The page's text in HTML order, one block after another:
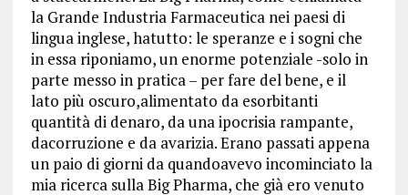
la Grande Industria Farmaceutica nei paesi di
lingua inglese, hatutto: le speranze e i sogni che
in essa riponiamo, un enorme potenziale -solo in
parte messo in pratica – per fare del bene, e il
lato più oscuro,alimentato da esorbitanti
quantità di denaro, da una ipocrisia rampante,
dacorruzione e da avarizia. Erano passati appena
un paio di giorni da quandoavevo incominciato la
mia ricerca sulla Big Pharma, che già ero venuto